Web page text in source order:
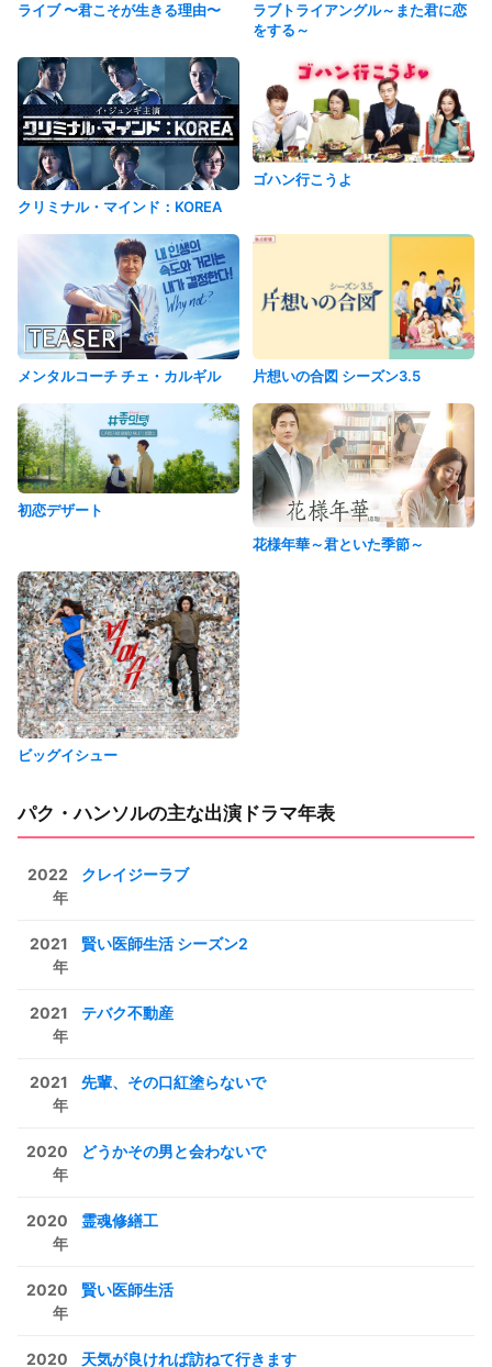
ライブ 〜君こそが生きる理由〜
ラブトライアングル～また君に恋
をする～
クリミナル・マインド：KOREA
ゴハン行こうよ
メンタルコーチ チェ・カルギル 片想いの合図 シーズン3.5
初恋デザート
花様年華～君といた季節～
ビッグイシュー
パク・ハンソルの主な出演ドラマ年表
2022
年
クレイジーラブ
2021
年
賢い医師生活 シーズン2
2021
年
テバク不動産
2021
年
先輩、その口紅塗らないで
2020
年
どうかその男と会わないで
2020
年
霊魂修繕工
2020
年
賢い医師生活
2020 天気が良ければ訪ねて行きます